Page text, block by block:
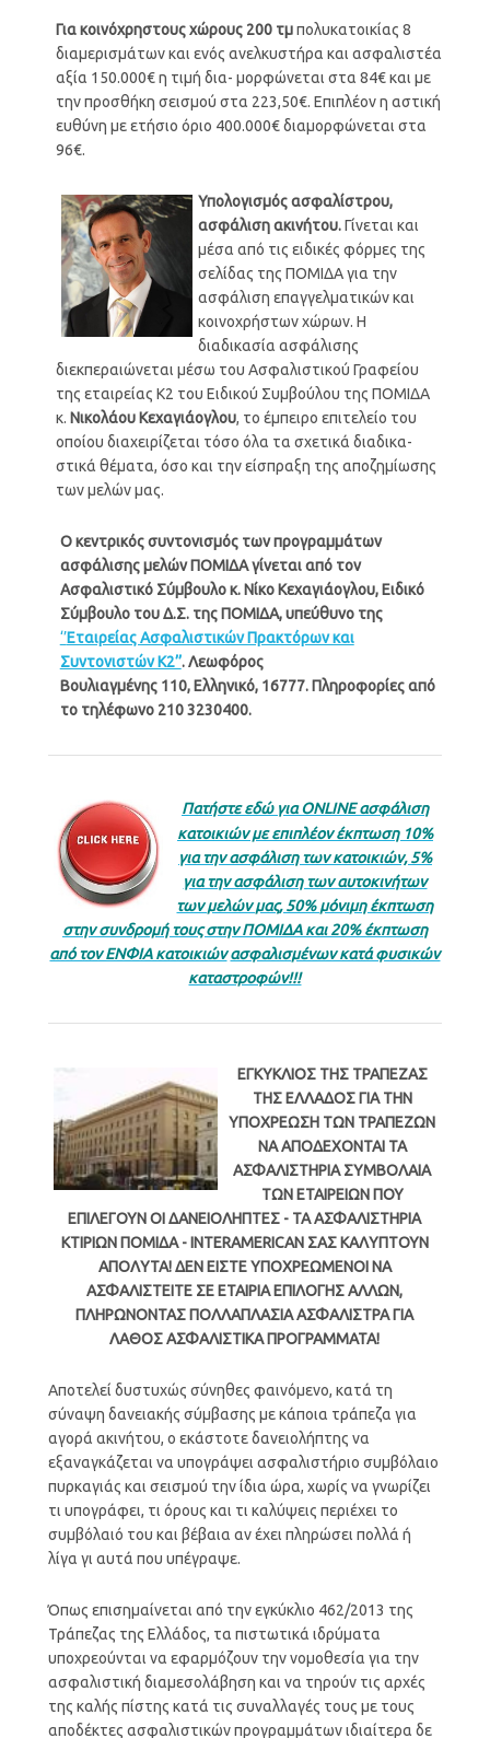
Γιακοινόχρηστουςχώρους 200 τμπολυκατοικίας 8
διαμερισμάτων και ενός ανελκυστήρα και ασφαλιστέα
αξία 150.000€ η τιμή δια- μορφώνεται στα 84€ και με
την προσθήκη σεισμού στα 223,50€. Επιπλέον η αστική
ευθύνη με ετήσιο όριο 400.000€ διαμορφώνεται στα
96€.
Υπολογισμός ασφαλίστρου,
ασφάλιση ακινήτου.Γίνεται και
μέσα από τις ειδικές φόρμες της
σελίδας της ΠΟΜΙΔΑ για την
ασφάλιση επαγγελματικών και
κοινοχρήστων χώρων. Η
διαδικασία ασφάλισης
διεκπεραιώνεται μέσω του Ασφαλιστικού Γραφείου
της εταιρείας Κ2 του Ειδικού Συμβούλου της ΠΟΜΙΔΑ
κ. Νικολάου Κεχαγιάογλου, το έμπειρο επιτελείο του
οποίου διαχειρίζεται τόσο όλα τα σχετικά διαδικα-
στικά θέματα, όσο και την είσπραξη της αποζημίωσης
των μελών μας.
Ο κεντρικός συντονισμός των προγραμμάτων
ασφάλισης μελών ΠΟΜΙΔΑ γίνεται από τον
Ασφαλιστικό Σύμβουλο κ. Νίκο Κεχαγιάογλου, Ειδικό
Σύμβουλο του Δ.Σ. της ΠΟΜΙΔΑ, υπεύθυνο της
‘’Εταιρείας Ασφαλιστικών Πρακτόρων και
Συντονιστών Κ2’’. Λεωφόρος
Βουλιαγμένης 110, Ελληνικό, 16777. Πληροφορίες από
το τηλέφωνο 210 3230400.
Πατήστε εδώ για ONLINE ασφάλιση
κατοικιών με επιπλέον έκπτωση 10%
για την ασφάλιση των κατοικιών, 5%
για την ασφάλιση των αυτοκινήτων
των μελών μας, 50% μόνιμη έκπτωση
στην συνδρομή τους στην ΠΟΜΙΔΑ και20% έκπτωση
από τον ΕΝΦΙΑ κατοικιών ασφαλισμένων κατά φυσικών
καταστροφών!!!
ΕΓΚΥΚΛΙΟΣ ΤΗΣ ΤΡΑΠΕΖΑΣ
ΤΗΣ ΕΛΛΑΔΟΣ ΓΙΑ ΤΗΝ
ΥΠΟΧΡΕΩΣΗ ΤΩΝ ΤΡΑΠΕΖΩΝ
ΝΑ ΑΠΟΔΕΧΟΝΤΑΙ ΤΑ
ΑΣΦΑΛΙΣΤΗΡΙΑ ΣΥΜΒΟΛΑΙΑ
ΤΩΝ ΕΤΑΙΡΕΙΩΝ ΠΟΥ
ΕΠΙΛΕΓΟΥΝ ΟΙ ΔΑΝΕΙΟΛΗΠΤΕΣ - ΤΑ ΑΣΦΑΛΙΣΤΗΡΙΑ
ΚΤΙΡΙΩΝ ΠΟΜΙΔΑ - INTERAMERICAN ΣΑΣ ΚΑΛΥΠΤΟΥΝ
ΑΠΟΛΥΤΑ! ΔΕΝ ΕΙΣΤΕ ΥΠΟΧΡΕΩΜΕΝΟΙ ΝΑ
ΑΣΦΑΛΙΣΤΕΙΤΕ ΣΕ ΕΤΑΙΡΙΑ ΕΠΙΛΟΓΗΣ ΑΛΛΩΝ,
ΠΛΗΡΩΝΟΝΤΑΣ ΠΟΛΛΑΠΛΑΣΙΑ ΑΣΦΑΛΙΣΤΡΑ ΓΙΑ
ΛΑΘΟΣ ΑΣΦΑΛΙΣΤΙΚΑ ΠΡΟΓΡΑΜΜΑΤΑ!
Αποτελεί δυστυχώς σύνηθες φαινόμενο, κατά τη
σύναψη δανειακής σύμβασης με κάποια τράπεζα για
αγορά ακινήτου, ο εκάστοτε δανειολήπτης να
εξαναγκάζεται να υπογράψει ασφαλιστήριο συμβόλαιο
πυρκαγιάς και σεισμού την ίδια ώρα, χωρίς να γνωρίζει
τι υπογράφει, τι όρους και τι καλύψεις περιέχει το
συμβόλαιό του και βέβαια αν έχει πληρώσει πολλά ή
λίγα γι αυτά που υπέγραψε.
Όπως επισημαίνεται από την εγκύκλιο 462/2013 της
Τράπεζας της Ελλάδος, τα πιστωτικά ιδρύματα
υποχρεούνται να εφαρμόζουν την νομοθεσία για την
ασφαλιστική διαμεσολάβηση και να τηρούν τις αρχές
της καλής πίστης κατά τις συναλλαγές τους με τους
αποδέκτες ασφαλιστικών προγραμμάτων ιδιαίτερα δε